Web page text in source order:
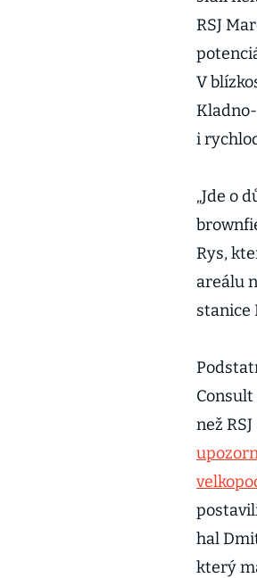
RSJ
V
i
„Jde o
Rys,
areálu
stanice
než
hal
který